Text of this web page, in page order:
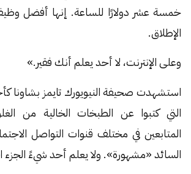
خمسة عشر دولارًا للساعة. إنها أفضل
الإطلاق.
وعلى الإنترنت، لا أحد يعلم أنك فقير.»
استشهدت صحيفة النيويورك تايمز بشاونا
التي كتبوا عن الطبخات الخالية من
المتابعين في مختلف قنوات التواصل
السائد «مشهورة». ولا يعلم أحد شيءً الجزء